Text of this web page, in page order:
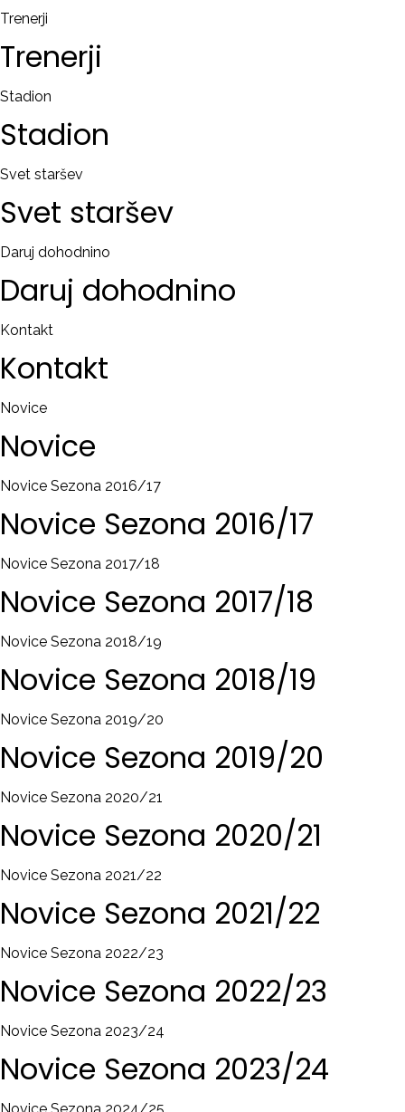
Trenerji
Trenerji
Stadion
Stadion
Svet staršev
Svet staršev
Daruj dohodnino
Daruj dohodnino
Kontakt
Kontakt
Novice
Novice
Novice Sezona 2016/17
Novice Sezona 2016/17
Novice Sezona 2017/18
Novice Sezona 2017/18
Novice Sezona 2018/19
Novice Sezona 2018/19
Novice Sezona 2019/20
Novice Sezona 2019/20
Novice Sezona 2020/21
Novice Sezona 2020/21
Novice Sezona 2021/22
Novice Sezona 2021/22
Novice Sezona 2022/23
Novice Sezona 2022/23
Novice Sezona 2023/24
Novice Sezona 2023/24